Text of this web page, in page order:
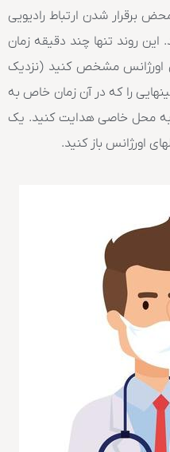
برقرار شدن ارتباط رادیویی
روند تنها چند دقیقه زمان
اورژانس مشخص کنید (نزدیک
را که در آن زمان خاص به
به محل خاصی هدایت کنید. یک
اورژانس باز کنید.